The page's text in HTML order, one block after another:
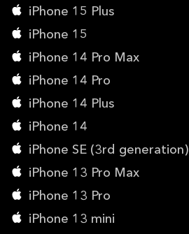
iPhone 15 Plus
iPhone 15
iPhone 14 Pro Max
iPhone 14 Pro
iPhone 14 Plus
iPhone 14
iPhone SE (3rd generation)
iPhone 13 Pro Max
iPhone 13 Pro
iPhone 13 mini